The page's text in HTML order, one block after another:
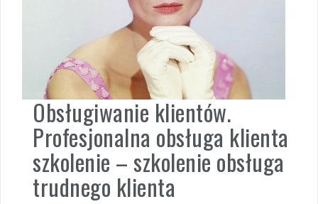
Obsługiwanie klientów.
Profesjonalna obsługa klienta
szkolenie – szkolenie obsługa
trudnego klienta